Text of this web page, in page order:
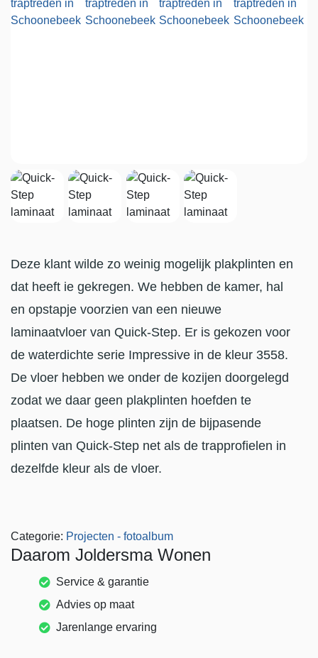
Deze klant wilde zo weinig mogelijk plakplinten en
dat heeft ie gekregen. We hebben de kamer, hal
en opstapje voorzien van een nieuwe
laminaatvloer van Quick-Step. Er is gekozen voor
de waterdichte serie Impressive in de kleur 3558.
De vloer hebben we onder de kozijen doorgelegd
zodat we daar geen plakplinten hoefden te
plaatsen. De hoge plinten zijn de bijpasende
plinten van Quick-Step net als de trapprofielen in
dezelfde kleur als de vloer.
Categorie: Projecten - fotoalbum
Daarom Joldersma Wonen
Service & garantie
Advies op maat
Jarenlange ervaring